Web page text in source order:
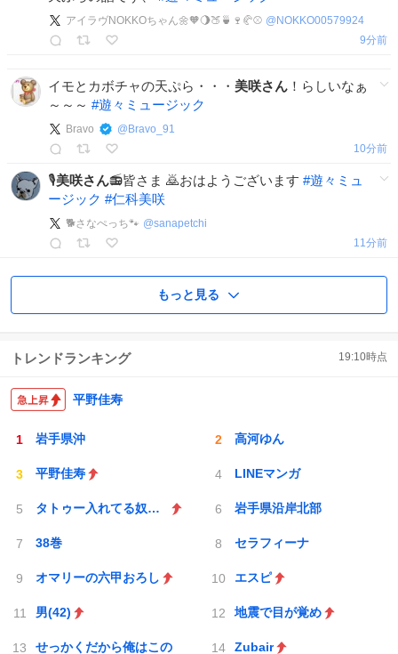
アイラヴNOKKOちゃん🌼🧡🌖🍑🍵🍷🥐⚾️ @ NOKKO00579924
9分前
イモとカボチャの天ぷら・・・ 美咲さん ！らしいなぁ
～～～ #遊々ミュージック
Bravo @ Bravo_91
10分前
🎙️美咲さん📻皆さま 🙇おはようございます #遊々ミュ
ージック #仁科美咲
🐕さなぺっち🐾 @sanapetchi
11分前
もっと見る
トレンドランキング 19:10時点
平野佳寿
岩手県沖 高河ゆん
平野佳寿 LINEマンガ
タトゥー入れてる奴は全員バカです 岩手県沿岸北部
38巻 セラフィーナ
オマリーの六甲おろし エスピ
男(42) 地震で目が覚め
せっかくだから俺はこの Zubair